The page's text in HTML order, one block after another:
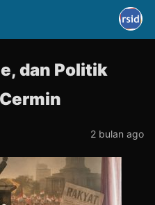
dan Politik
2 bulan ago